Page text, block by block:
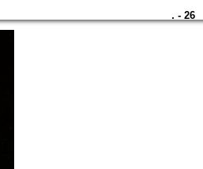
. - 26